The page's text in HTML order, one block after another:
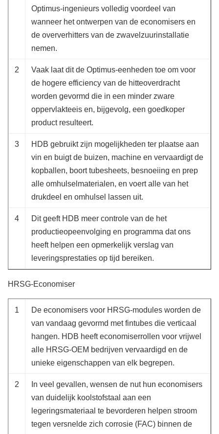
Optimus-ingenieurs volledig voordeel van
wanneer het ontwerpen van de economisers en
de oververhitters van de zwavelzuurinstallatie
nemen.
2
Vaak laat dit de Optimus-eenheden toe om voor
de hogere efficiency van de hitteoverdracht
worden gevormd die in een minder zware
oppervlakteeis en, bijgevolg, een goedkoper
product resulteert.
3
HDB gebruikt zijn mogelijkheden ter plaatse aan
vin en buigt de buizen, machine en vervaardigt de
kopballen, boort tubesheets, besnoeiing en prep
alle omhulselmaterialen, en voert alle van het
drukdeel en omhulsel lassen uit.
4
Dit geeft HDB meer controle van de het
productieopeenvolging en programma dat ons
heeft helpen een opmerkelijk verslag van
leveringsprestaties op tijd bereiken.
HRSG-Economiser
1
De economisers voor HRSG-modules worden de
van vandaag gevormd met fintubes die verticaal
hangen. HDB heeft economiserrollen voor vrijwel
alle HRSG-OEM bedrijven vervaardigd en de
unieke eigenschappen van elk begrepen.
2
In veel gevallen, wensen de nut hun economisers
van duidelijk koolstofstaal aan een
legeringsmateriaal te bevorderen helpen stroom
tegen versnelde zich corrosie (FAC) binnen de